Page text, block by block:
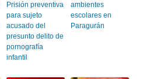
Prisión preventiva
para sujeto
acusado del
presunto delito de
pornografía
infantil
ambientes
escolares en
Paragurán